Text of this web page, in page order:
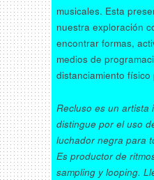
musicales. Esta
nuestra exploración
encontrar formas,
medios de
distanciamiento
Recluso es un artista
distingue por el uso
luchador negra para
Es productor de
sampling y looping.